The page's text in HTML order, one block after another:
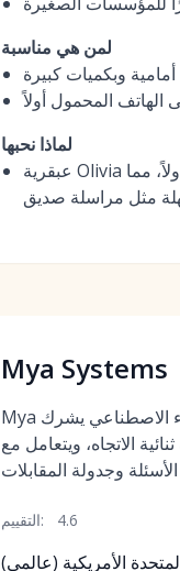
لمن هي مناسبة
وبكميات كبيرة
الهاتف المحمول أولاً
لماذا نحبها
عبقرية Olivia تكمن في بساطتها وسرعتها بالنسبة للمرشح. إنها تتقن المحادثة النصية التي تعتمد على الهاتف المحمول أولاً، مما
Mya Systems
Mya هو روبوت دردشة مدفوع بالذكاء الاصطناعي يشرك
الاتجاه، ويتعامل مع
التقييم: 4.6
الأمريكية (عالمي)